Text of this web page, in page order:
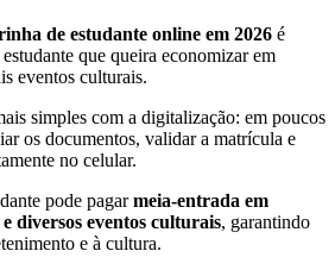
de estudante online em 2026 é
que queira economizar em
eventos culturais.
simples com a digitalização: em poucos
os documentos, validar a matrícula e
no celular.
pode pagarmeia-entrada em
diversos eventos culturais, garantindo
e à cultura.